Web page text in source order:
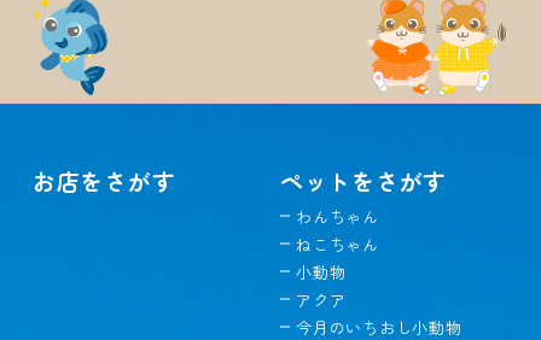
お店をさがす ペットをさがす
わんちゃん
ねこちゃん
小動物
アクア
今月のいちおし小動物